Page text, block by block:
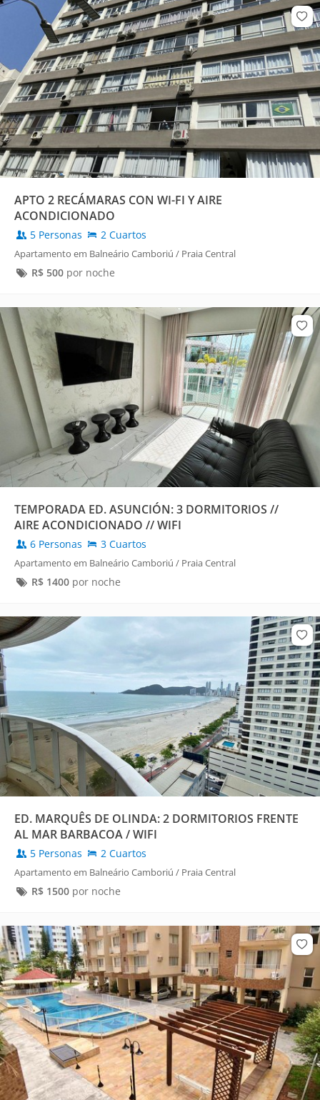
APTO 2 RECÁMARAS CON WI-FI Y AIRE
ACONDICIONADO
5 Personas 2 Cuartos
Apartamento em Balneário Camboriú / Praia Central
R$ 500por noche
TEMPORADA ED. ASUNCIÓN: 3 DORMITORIOS //
AIRE ACONDICIONADO // WIFI
6 Personas 3 Cuartos
Apartamento em Balneário Camboriú / Praia Central
R$ 1400por noche
ED. MARQUÊS DE OLINDA: 2 DORMITORIOS FRENTE
AL MAR BARBACOA / WIFI
5 Personas 2 Cuartos
Apartamento em Balneário Camboriú / Praia Central
R$ 1500por noche